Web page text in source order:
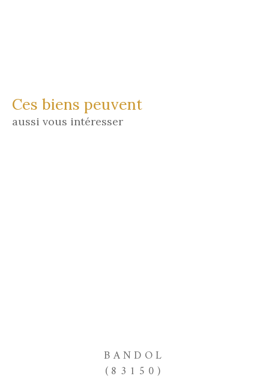
Ces biens peuvent
aussi vous intéresser
BANDOL
(83150)